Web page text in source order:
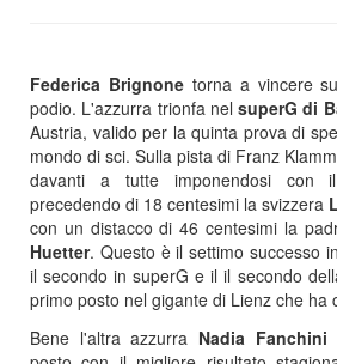
Federica Brignonetorna a vincere
podio. L'azzurra trionfa nel superG di
Austria, valido per la quinta prova di
mondo di sci. Sulla pista di Franz
davanti a tutte imponendosi con
precedendo di 18 centesimi la svizzera
con un distacco di 46 centesimi la
Huetter. Questo è il settimo successo
il secondo in superG e il il secondo
primo posto nel gigante di Lienz che ha
Bene l'altra azzurra Nadia Fanchini